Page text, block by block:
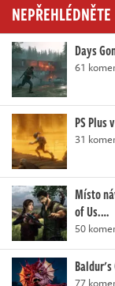
NEPŘEHLÉDNĚTE
Days
61
PS Plus
31
Místo
of Us.…
50